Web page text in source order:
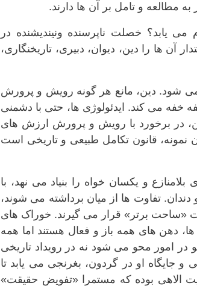
مطالعه و تامل بر آن ها دارند.
یابد؟ خصلت ناپرسنده ونیندیشنده در
ها را دین، دیوان، دبیری، تاریخنگاری،
شود. دین، مانع هر گونه رویش و پرورش
خفه می کند. ایدئولوژی ها، حتی با دشمنی
در برخورد با رویش و پرورش ارزش های
نمونه، قانون تکامل طبیعی و تاریخی است
و یکسان خواه را بنیاد می نهد، با
تفاوت ها از میان برداشته می شوند،
«ساحت برتر» قرار می گیرند. خوراک های
دهن های همه باز و فعال هستند اما همه
امور محو می شود نه در رویداد تاریخی
او در گردون، بغرنجی می یابد تا
الاهی بوده که مستمرا «تفویض حقیقت»